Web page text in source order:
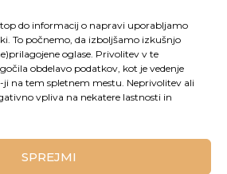
do informacij o napravi uporabljamo
To počnemo, da izboljšamo izkušnjo
oglase. Privolitev v te
obdelavo podatkov, kot je vedenje
ji na tem spletnem mestu. Neprivolitev ali
vpliva na nekatere lastnosti in
SPREJMI